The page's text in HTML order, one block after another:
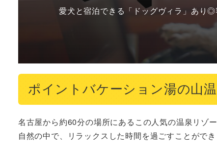
愛犬と宿泊できる「ドッグヴィラ」あり
ポイントバケーション湯の山
名古屋から約60分の場所にあるこの人気の温泉リゾ
自然の中で、リラックスした時間を過ごすことができ